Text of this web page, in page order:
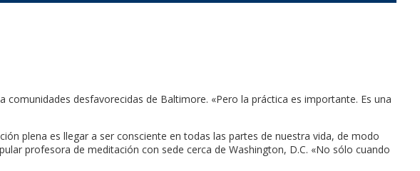
desfavorecidas de Baltimore. «Pero la práctica es importante. Es una
plena es llegar a ser consciente en todas las partes de nuestra vida, de modo
profesora de meditación con sede cerca de Washington, D.C. «No sólo cuando